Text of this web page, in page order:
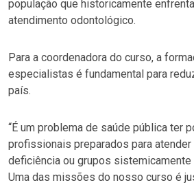
população que historicamente
atendimento odontológico.
Para a coordenadora do curso, a
especialistas é fundamental para
país.
“É um problema de saúde pública ter
profissionais preparados para
deficiência ou grupos
Uma das missões do nosso curso é